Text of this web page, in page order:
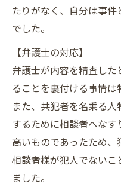
たりがなく、自分は事
でした。
【弁護士の対応】
弁護士が内容を精査し
ることを裏付ける事情は
また、共犯者を名乗る
するために相談者へな
高いものであったため
相談者様が犯人でない
ました。